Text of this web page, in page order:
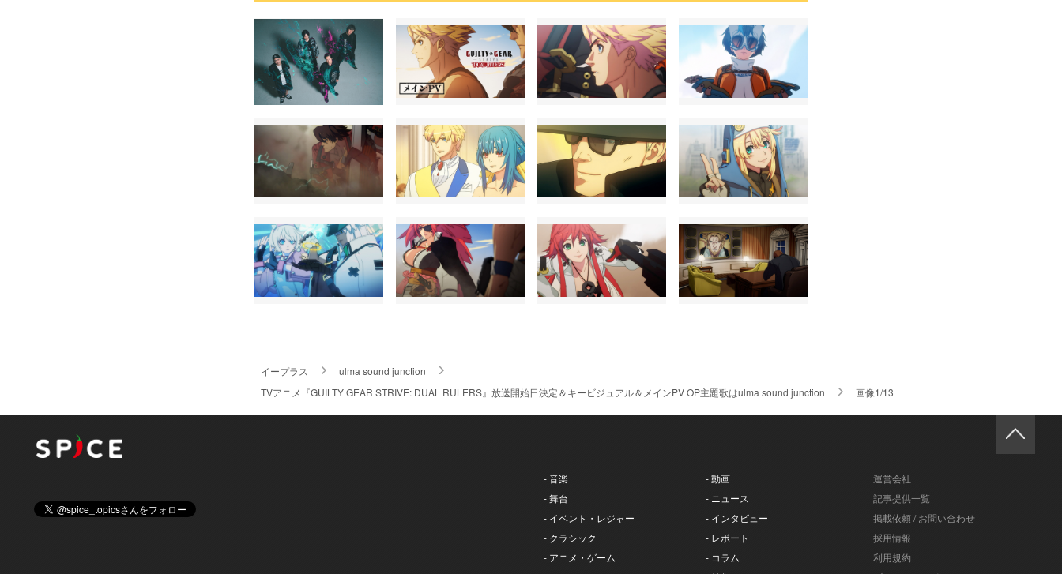
イープラス
ulma sound junction
TVアニメ『GUILTY GEAR STRIVE: DUAL RULERS』放送開始日決定＆キービジュアル＆メインPV OP主題歌はulma sound junction
画像1/13
- 音楽
- 舞台
- イベント・レジャー
- クラシック
- アニメ・ゲーム
- 動画
- ニュース
- インタビュー
- レポート
- コラム
運営会社
記事提供一覧
掲載依頼 / お問い合わせ
採用情報
利用規約